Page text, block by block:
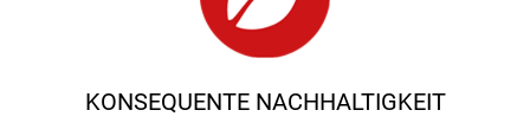
KONSEQUENTE NACHHALTIGKEIT